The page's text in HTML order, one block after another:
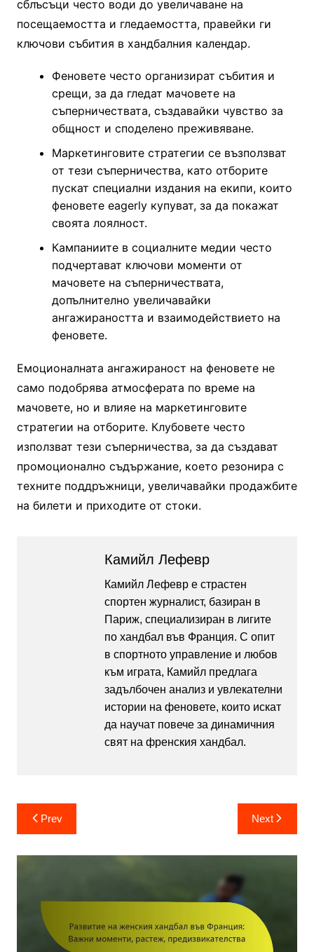
сблъсъци често води до увеличаване на
посещаемостта и гледаемостта, правейки ги
ключови събития в хандбалния календар.
Феновете често организират събития и
срещи, за да гледат мачовете на
съперничествата, създавайки чувство за
общност и споделено преживяване.
Маркетинговите стратегии се възползват
от тези съперничества, като отборите
пускат специални издания на екипи, които
феновете eagerly купуват, за да покажат
своята лоялност.
Кампаниите в социалните медии често
подчертават ключови моменти от
мачовете на съперничествата,
допълнително увеличавайки
ангажираността и взаимодействието на
феновете.
Емоционалната ангажираност на феновете не
само подобрява атмосферата по време на
мачовете, но и влияе на маркетинговите
стратегии на отборите. Клубовете често
използват тези съперничества, за да създават
промоционално съдържание, което резонира с
техните поддръжници, увеличавайки продажбите
на билети и приходите от стоки.
Камийл Лефевр
Камийл Лефевр е страстен
спортен журналист, базиран в
Париж, специализиран в лигите
по хандбал във Франция. С опит
в спортното управление и любов
към играта, Камийл предлага
задълбочен анализ и увлекателни
истории на феновете, които искат
да научат повече за динамичния
свят на френския хандбал.
Post
navigation
Prev Next